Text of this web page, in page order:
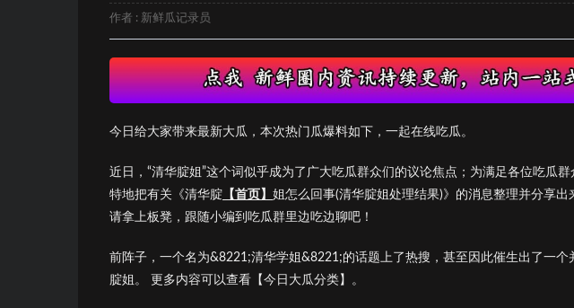
作者 : 新鲜瓜记录员
今日给大家带来最新大瓜，本次热门瓜爆料如下，一起在线吃瓜。
近日，“清华腚姐”这个词似乎成为了广大吃瓜群众们的议论焦点；为满足各位吃瓜
特地把有关《清华腚 【首页】 姐怎么回事(清华腚姐处理结果)》的消息整理并分享
请拿上板凳，跟随小编到吃瓜群里边吃边聊吧！
前阵子，一个名为&8221;清华学姐&8221;的话题上了热搜，甚至因此催生出了一
腚姐。 更多内容可以查看【今日大瓜分类】。